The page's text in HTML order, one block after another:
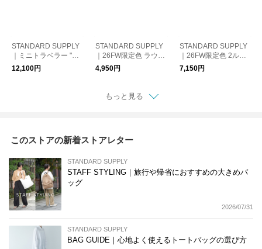
STANDARD SUPPLY
｜ミニトラベラー "SI
MPLICITY" MINI TRAV
ELER スタンダードサ
12,100円
STANDARD SUPPLY
｜26FW限定色 ラウン
ドチャームポーチ "SI
MPLICITY LIMITED C
RM POUCH スタンダ
ードサプライ ポーチ
4,950円
STANDARD SUPPLY
｜26FW限定色 2ルー
ムスクエアポーチM "S
IMPLICITY LIMITED C
7,150円
もっと見る
このストアの新着ストアレター
STANDARD SUPPLY
STAFF STYLING｜旅行や帰省におすすめの大きめバ
ッグ
2026/07/31
STANDARD SUPPLY
BAG GUIDE｜心地よく使えるトートバッグの選び方